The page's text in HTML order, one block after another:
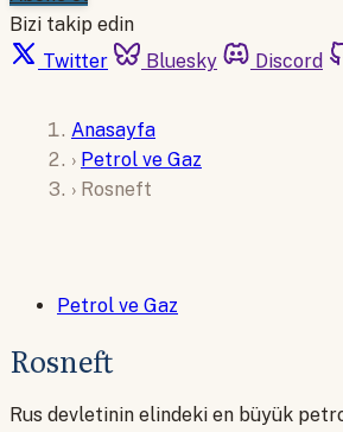
Bizi takip edin
Twitter
Bluesky Discord
Anasayfa
› Petrol ve Gaz
› Rosneft
Petrol ve Gaz
Rosneft
Rus devletinin elindeki en büyük